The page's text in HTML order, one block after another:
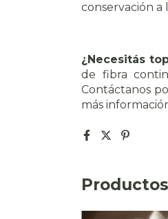
conservación a
¿Necesitás
de fibra
Contáctanos
más